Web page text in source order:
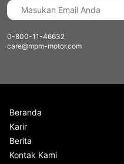
0-800-11-46632
care@mpm-motor.com
Beranda
Karir
Berita
Kontak Kami